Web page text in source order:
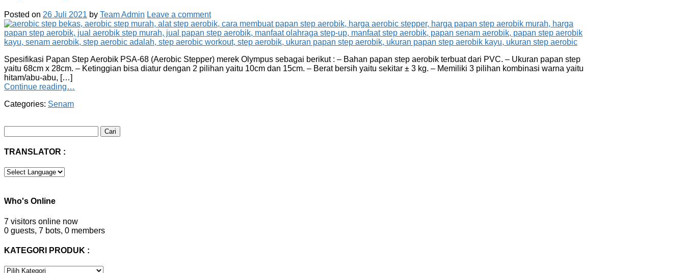
Posted on 26 Juli 2021 by Team Admin Leave a comment
Spesifikasi Papan Step Aerobik PSA-68 (Aerobic Stepper) merek Olympus sebagai berikut : – Bahan papan step aerobik terbuat dari PVC. – Ukuran papan step
yaitu 68cm x 28cm. – Ketinggian bisa diatur dengan 2 pilihan yaitu 10cm dan 15cm. – Berat bersih yaitu sekitar ± 3 kg. – Memiliki 3 pilihan kombinasi warna yaitu
hitam/abu-abu, […]
Continue reading…
Categories: Senam
untuk:
TRANSLATOR :
Who's Online
7 visitors online now
0 guests, 7 bots, 0 members
KATEGORI PRODUK :
KATEGORI